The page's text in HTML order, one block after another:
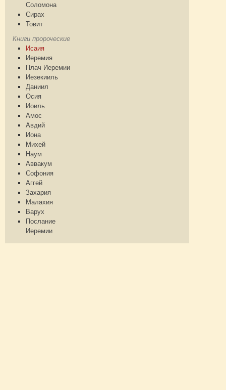
Соломона
Сирах
Товит
Книги пророческие
Исаия
Иеремия
Плач Иеремии
Иезекииль
Даниил
Осия
Иоиль
Амос
Авдий
Иона
Михей
Наум
Аввакум
Софония
Аггей
Захария
Малахия
Варух
Послание
Иеремии